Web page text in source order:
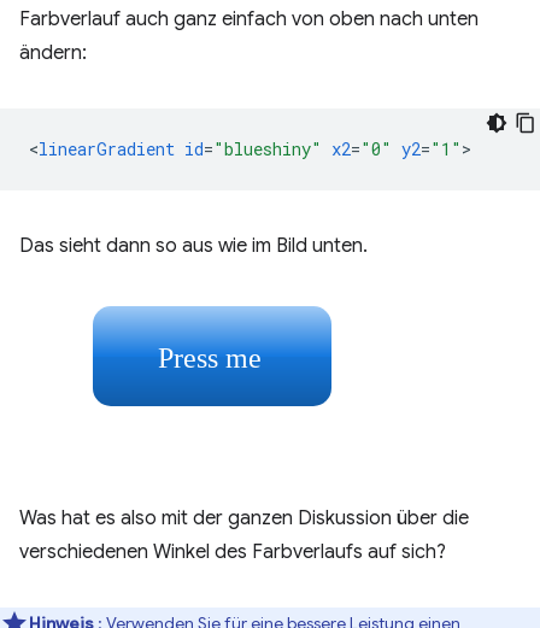
Farbverlauf auch ganz einfach von oben nach unten
ändern:
<linearGradient id="blueshiny" x2="0" y2="1"
Das sieht dann so aus wie im Bild unten.
Was hat es also mit der ganzen Diskussion über die
verschiedenen Winkel des Farbverlaufs auf sich?
Hinweis : Verwenden Sie für eine bessere Leistung einen